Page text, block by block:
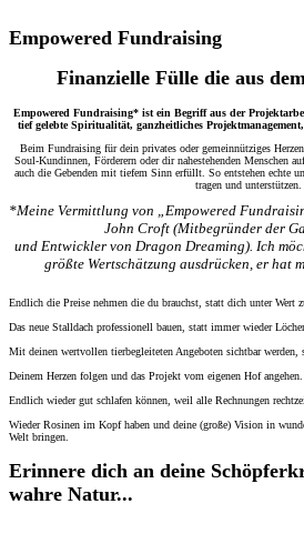
Empowered Fundraising
Finanzielle Fülle die aus
Empowered Fundraising* ist ein Begriff aus der
tief gelebte Spiritualität, ganzheitliches
Beim Fundraising für dein privates oder gemeinnütziges
Soul-Kundinnen, Förderern oder dir nahestehenden Menschen
auch die Gebenden mit tiefem Sinn erfüllt. So entstehen echte
tragen und unterstützen.
*Meine Vermittlung von „Empowered
John Croft (Mitbegründer der
und Entwickler von Dragon Dreaming). Ich
größte Wertschätzung ausdrücken, er hat
Endlich die Preise nehmen die du brauchst, statt dich unter Wert
Das neue Stalldach professionell bauen, statt immer wieder
Mit deinen wertvollen tierbegleiteten Angeboten sichtbar werden,
Deinem Herzen folgen und das Projekt vom eigenen Hof angehen.
Endlich wieder gut schlafen können, weil alle Rechnungen
Wieder Rosinen im Kopf haben und deine (große) Vision in
Welt bringen.
Erinnere dich an deine
wahre Natur...